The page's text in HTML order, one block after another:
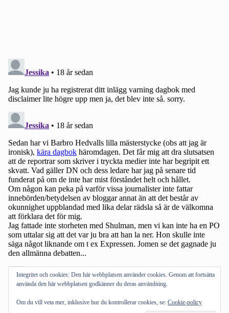
Integritet och cookies: Den här webbplatsen använder cookies. Genom att fortsätta
använda den här webbplatsen godkänner du deras användning.
Om du vill veta mer, inklusive hur du kontrollerar cookies, se: Cookie-policy